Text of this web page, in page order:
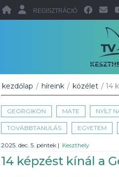
REGISZTRÁCIÓ
kezdőlap / híreink / közélet / 14
GEORGIKON MATE NYÍLT
TOVÁBBTANULÁS EGYETEM
2025. dec. 5. péntek | Keszthely
14 képzést kínál a